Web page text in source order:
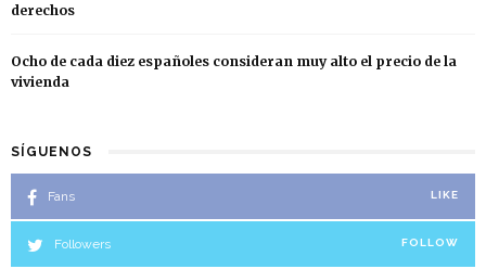
derechos
Ocho de cada diez españoles consideran muy alto el precio de la
vivienda
SÍGUENOS
Fans LIKE
Followers FOLLOW